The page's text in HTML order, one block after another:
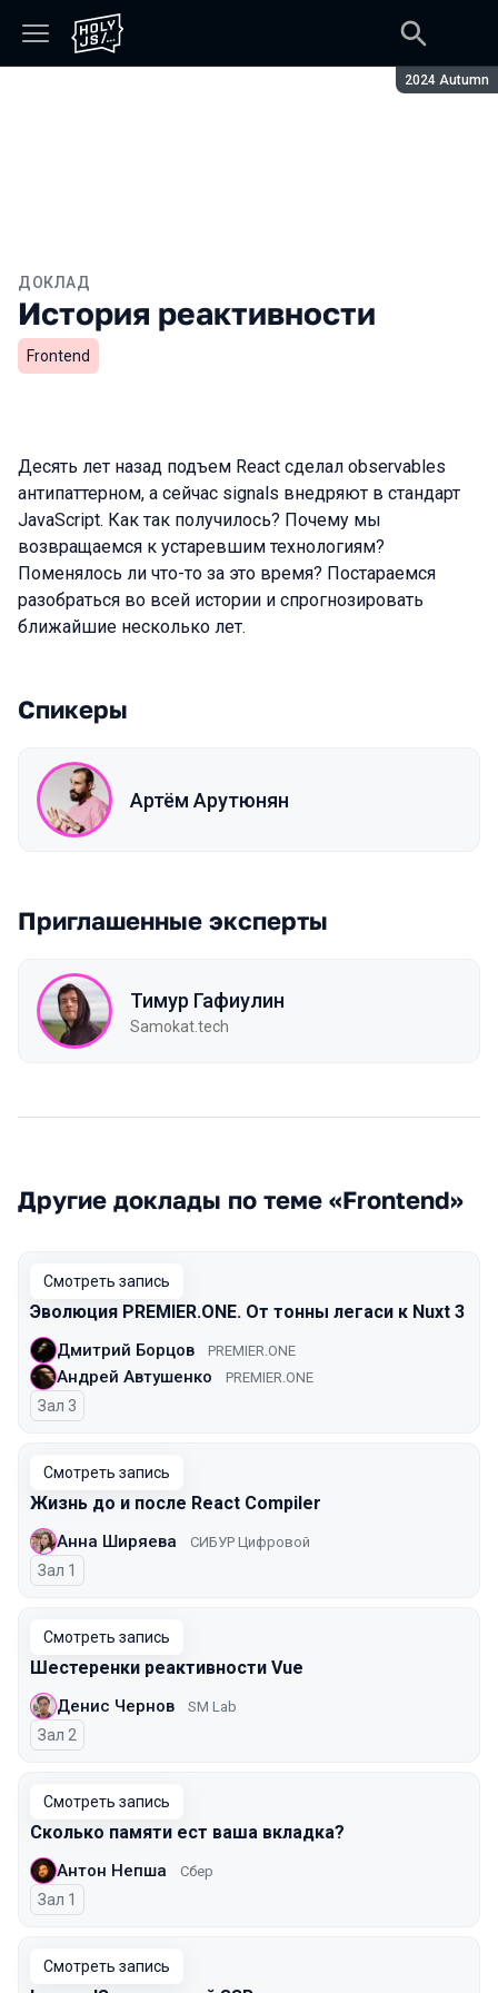
Сезон:
2024 Autumn
ДОКЛАД
История реактивности
Frontend
Десять лет назад подъем React сделал observables
антипаттерном, а сейчас signals внедряют в стандарт
JavaScript. Как так получилось? Почему мы
возвращаемся к устаревшим технологиям?
Поменялось ли что-то за это время? Постараемся
разобраться во всей истории и спрогнозировать
ближайшие несколько лет.
Спикеры
Артём Арутюнян
Приглашенные эксперты
Тимур Гафиулин
Samokat.tech
Другие доклады по теме «Frontend»
Смотреть запись
Эволюция PREMIER.ONE. От тонны легаси к Nuxt 3
Дмитрий Борцов PREMIER.ONE
Андрей Автушенко PREMIER.ONE
Зал 3
Смотреть запись
Жизнь до и после React Compiler
Анна Ширяева СИБУР Цифровой
Зал 1
Смотреть запись
Шестеренки реактивности Vue
Денис Чернов SM Lab
Зал 2
Смотреть запись
Сколько памяти ест ваша вкладка?
Антон Непша Сбер
Зал 1
Смотреть запись